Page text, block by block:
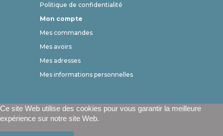
Politique de confidentialité
Mon compte
Mes commandes
Mes avoirs
Mes adresses
Mes informations personnelles
Ce site Web utilise des cookies pour vous garantir la meilleure
expérience sur notre site Web.